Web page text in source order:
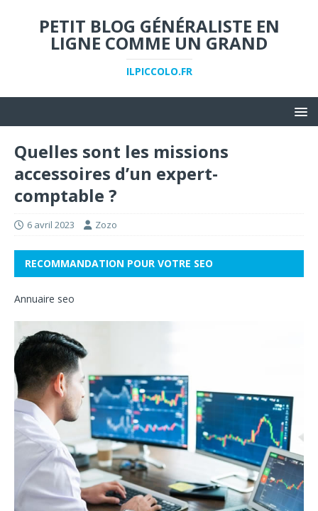
PETIT BLOG GÉNÉRALISTE EN
LIGNE COMME UN GRAND
ILPICCOLO.FR
Quelles sont les missions
accessoires d’un expert-
comptable ?
6 avril 2023 Zozo
RECOMMANDATION POUR VOTRE SEO
Annuaire seo